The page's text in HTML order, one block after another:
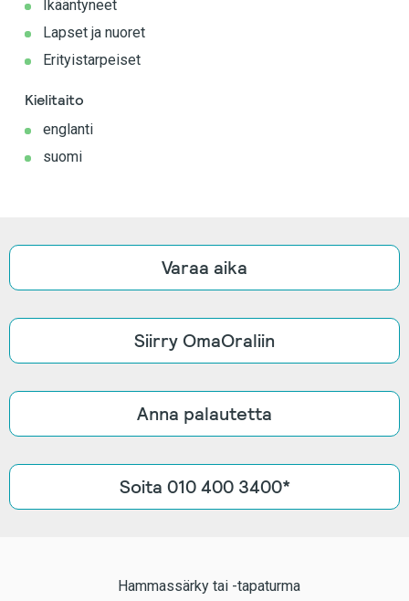
Ikääntyneet
Lapset ja nuoret
Erityistarpeiset
Kielitaito
englanti
suomi
Varaa aika
Siirry OmaOraliin
Anna palautetta
Soita 010 400 3400*
Hammassärky tai -tapaturma